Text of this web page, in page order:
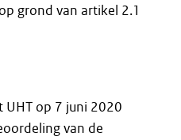
grond van artikel 2.1
UHT op 7 juni 2020
van de